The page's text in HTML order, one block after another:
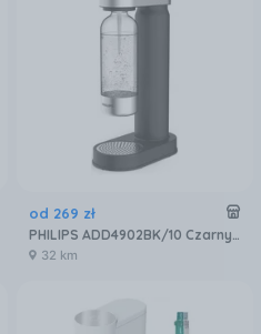
od 269 zł
PHILIPS ADD4902BK/10 Czarny/Srebrny
32 km